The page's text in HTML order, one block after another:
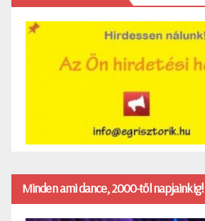
Minden ami dance, 2000-től napjainkig!